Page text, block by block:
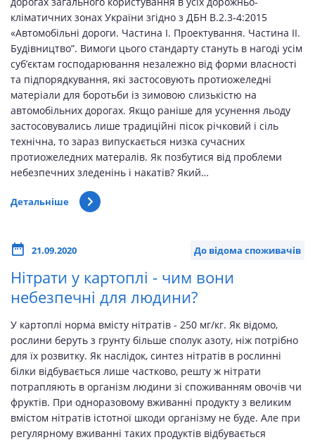
кліматичних зонах України згідно з ДБН В.2.3-4:2015
«Автомобільні дороги. Частина І. Проектування. Частина ІІ.
Будівництво”. Вимоги цього стандарту стануть в нагоді усім
суб’єктам господарювання незалежно від форми власності
та підпорядкування, які застосовують протиожеледні
матеріали для боротьби із зимовою слизькістю на
автомобільних дорогах. Якщо раніше для усунення льоду
застосовувались лише традиційні пісок річковий і сіль
технічна, то зараз випускається низка сучасних
протиожеледних матералів. Як позбутися від проблеми
небезпечних зледенінь і накатів? Який…
Детальніше
21.09.2020 До відома споживачів
Нітрати у картоплі - чим вони
небезпечні для людини?
У картоплі норма вмісту нітратів - 250 мг/кг. Як відомо,
рослини беруть з грунту більше сполук азоту, ніж потрібно
для їх розвитку. Як наслідок, синтез нітратів в рослинні
білки відбувається лише частково, решту ж нітрати
потрапляють в організм людини зі споживанням овочів чи
фруктів. При одноразовому вживанні продукту з великим
вмістом нітратів істотної шкоди організму не буде. Але при
регулярному вживанні таких продуктів відбувається